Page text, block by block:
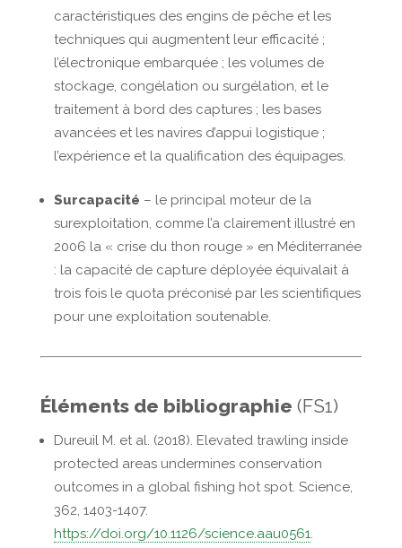
caractéristiques des engins de pêche et les
techniques qui augmentent leur efficacité ;
l’électronique embarquée ; les volumes de
stockage, congélation ou surgélation, et le
traitement à bord des captures ; les bases
avancées et les navires d’appui logistique ;
l’expérience et la qualification des équipages.
Surcapacité – le principal moteur de la
surexploitation, comme l’a clairement illustré en
2006 la « crise du thon rouge » en Méditerranée
: la capacité de capture déployée équivalait à
trois fois le quota préconisé par les scientifiques
pour une exploitation soutenable.
Éléments de bibliographie (FS1)
Dureuil M. et al. (2018). Elevated trawling inside
protected areas undermines conservation
outcomes in a global fishing hot spot. Science,
362, 1403-1407.
https://doi.org/10.1126/science.aau0561.